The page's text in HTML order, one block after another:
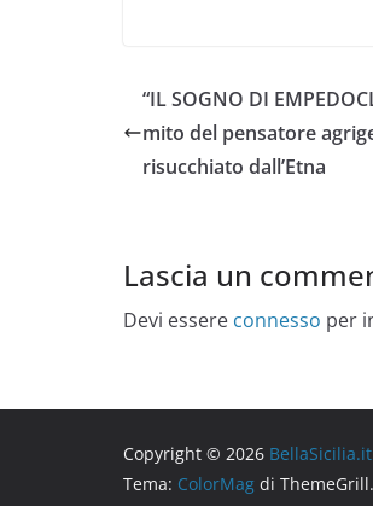
“IL SOGNO DI
mito del pensatore
risucchiato dall’Etna
Lascia un
Devi essere connesso per
Copyright © 2026 BellaSicilia.it
Tema: ColorMag di